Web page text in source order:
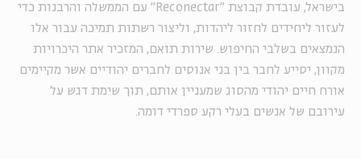
בישראל, עובדת קבוצת "Reconectar " עם הממשלה והרבנות כדי
לעזור ליחידים לחזור ליהדות, וליצור רשתות תמיכה עבור אלו
הנמצאים בשלבי החיפוש. שירות תואם, המזכיר אתר היכרויות
מקוון, יסייע לחבר בין בני אנוסים לחברים יהודיים אשר מקיימים
אורח חיים יהודי מהסוג שמעניין אותם, תוך שימת דגש על
עירובם של אנשים בעלי רקע ספרדי דומה.